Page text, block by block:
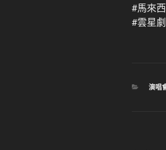
#馬來
#雲星
分
演唱